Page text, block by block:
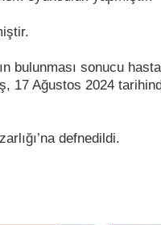
bulunması sonucu
17 Ağustos 2024
defnedildi.